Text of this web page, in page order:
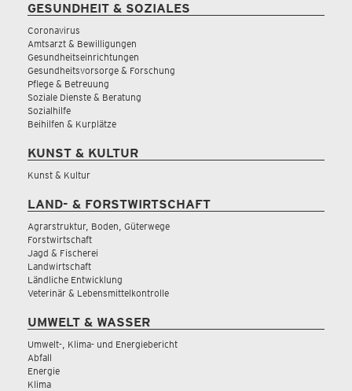
GESUNDHEIT & SOZIALES
Coronavirus
Amtsarzt & Bewilligungen
Gesundheitseinrichtungen
Gesundheitsvorsorge & Forschung
Pflege & Betreuung
Soziale Dienste & Beratung
Sozialhilfe
Beihilfen & Kurplätze
KUNST & KULTUR
Kunst & Kultur
LAND- & FORSTWIRTSCHAFT
Agrarstruktur, Boden, Güterwege
Forstwirtschaft
Jagd & Fischerei
Landwirtschaft
Ländliche Entwicklung
Veterinär & Lebensmittelkontrolle
UMWELT & WASSER
Umwelt-, Klima- und Energiebericht
Abfall
Energie
Klima